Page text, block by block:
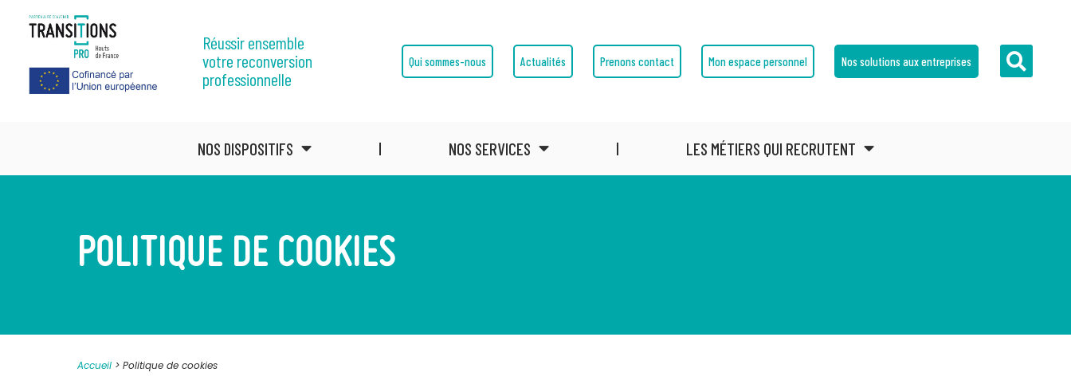
Réussir ensemble
votre reconversion
professionnelle
Qui sommes-nous Actualités Prenons contact Mon espace personnel Nos solutions aux entreprises
NOS DISPOSITIFS NOS SERVICES LES MÉTIERS QUI RECRUTENT
POLITIQUE DE COOKIES
Accueil > Politique de cookies